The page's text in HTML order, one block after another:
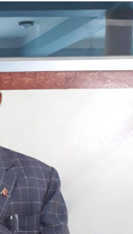
पुर्ख्यौली घर अवलोकन गर्ने
मोरङका सचिव सोमराज
सबै तहमा संगठन बलियो
हुनुहुन्छ । पूर्व
रूपमा लिएका
भावी अध्यक्षको रूपमा पनि
सक्रिय बन्ने भण्डारीको